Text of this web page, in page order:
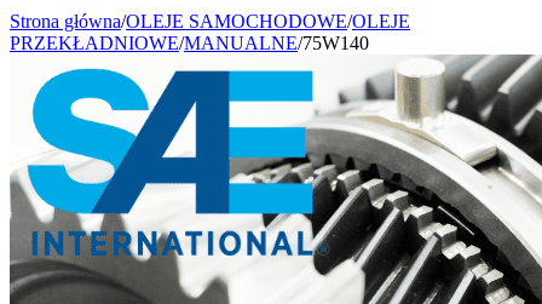
Strona główna/OLEJE SAMOCHODOWE/OLEJE
PRZEKŁADNIOWE/MANUALNE/75W140